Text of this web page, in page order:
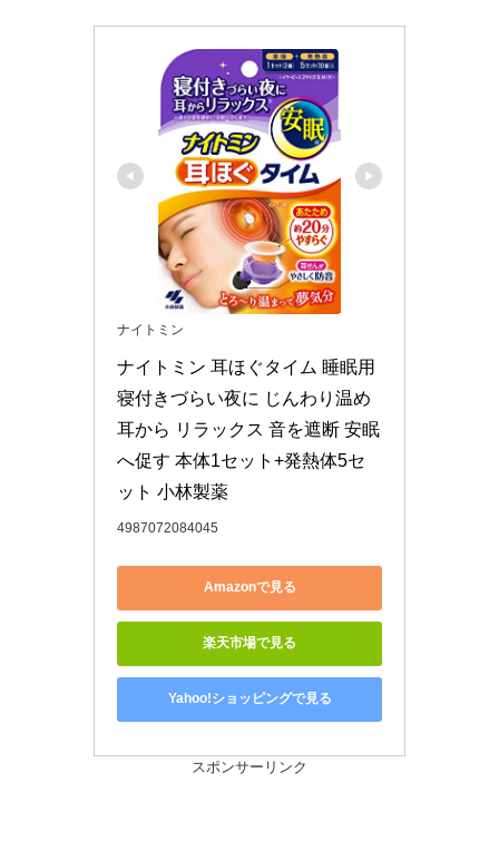
ナイトミン
ナイトミン 耳ほぐタイム 睡眠用
寝付きづらい夜に じんわり温め
耳から リラックス 音を遮断 安眠
へ促す 本体1セット+発熱体5セ
ット 小林製薬
4987072084045
Amazonで見る
楽天市場で見る
Yahoo!ショッピングで見る
スポンサーリンク